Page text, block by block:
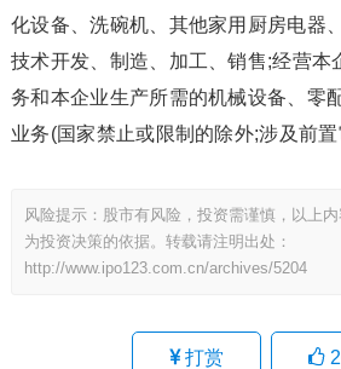
化设备、洗碗机、其他家用厨房电器
技术开发、制造、加工、销售;经营本
务和本企业生产所需的机械设备、零
业务(国家禁止或限制的除外;涉及前置
风险提示：股市有风险，投资需谨慎，以上
为投资决策的依据。转载请注明出处：
http://www.ipo123.com.cn/archives/5204
打赏